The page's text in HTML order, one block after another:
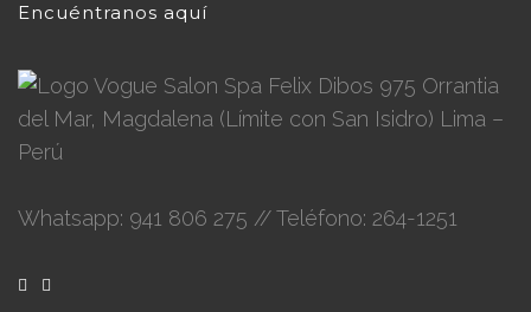
Encuéntranos aquí
Felix Dibos 975 Orrantia
del Mar, Magdalena (Límite con San Isidro) Lima –
Perú
Whatsapp: 941 806 275 // Teléfono: 264-1251